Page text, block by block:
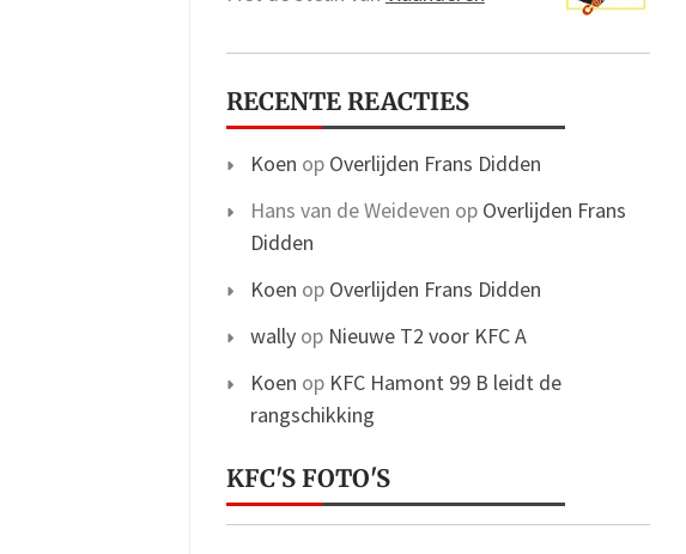
RECENTE REACTIES
Koen op Overlijden Frans Didden
Hans van de Weideven op Overlijden Frans
Didden
Koen op Overlijden Frans Didden
wallyop Nieuwe T2 voor KFC A
Koen op KFC Hamont 99 B leidt de
rangschikking
KFC'S FOTO'S